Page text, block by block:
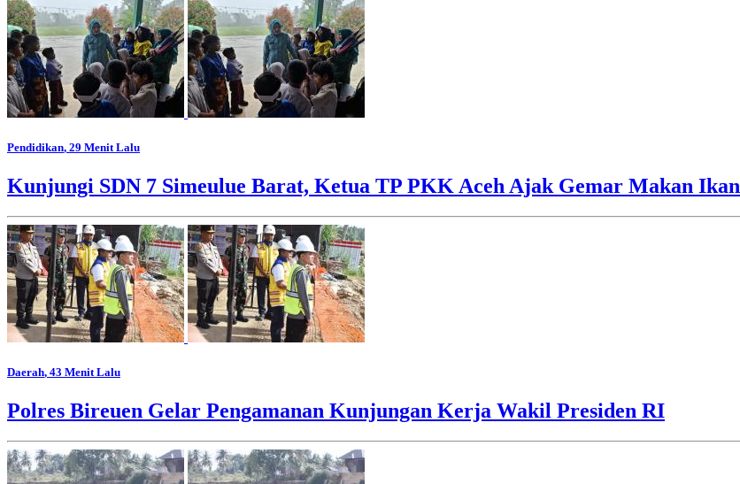
Pendidikan, 29 Menit Lalu
Kunjungi SDN 7 Simeulue Barat, Ketua TP PKK Aceh Ajak Gemar Makan Ikan
Daerah, 43 Menit Lalu
Polres Bireuen Gelar Pengamanan Kunjungan Kerja Wakil Presiden RI